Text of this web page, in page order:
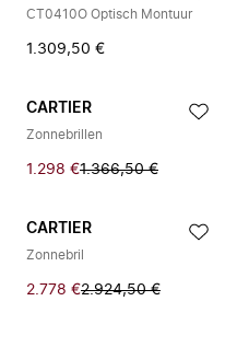
CT0410O Optisch Montuur
1.309,50 €
CARTIER
Zonnebrillen
1.298 €1.366,50 €
CARTIER
Zonnebril
2.778 €2.924,50 €